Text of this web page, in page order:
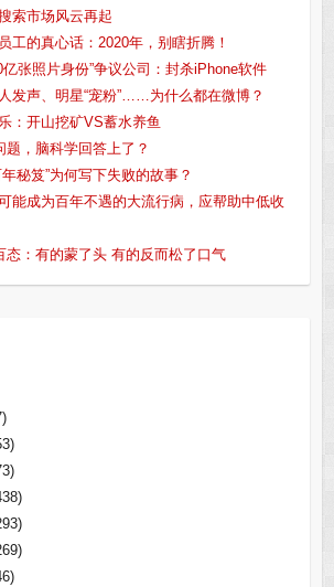
索市场风云再起
工的真心话：2020年，别瞎折腾！
亿张照片身份”争议公司：封杀iPhone软件
发声、明星“宠粉”……为什么都在微博？
：开山挖矿VS蓄水养鱼
题，脑科学回答上了？
秘笈”为何写下失败的故事？
能成为百年不遇的大流行病，应帮助中低收
态：有的蒙了头 有的反而松了口气